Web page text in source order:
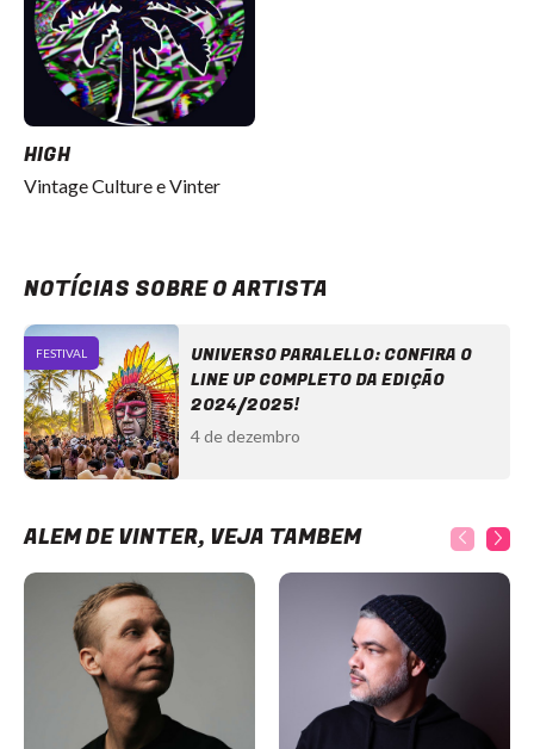
HIGH
Vintage Culture e Vinter
NOTÍCIAS SOBRE O ARTISTA
FESTIVAL
UNIVERSO PARALELLO: CONFIRA O
LINE UP COMPLETO DA EDIÇÃO
2024/2025!
4 de dezembro
ALÉM DE VINTER, VEJA TAMBÉM